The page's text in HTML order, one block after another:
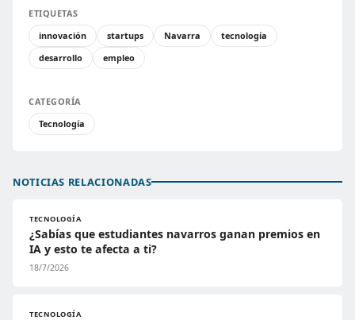
ETIQUETAS
innovación
startups Navarra
tecnología
desarrollo
empleo
CATEGORÍA
Tecnología
NOTICIAS RELACIONADAS
TECNOLOGÍA
¿Sabías que estudiantes navarros ganan premios en
IA y esto te afecta a ti?
18/7/2026
TECNOLOGÍA